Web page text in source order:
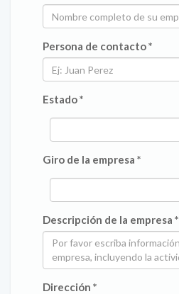
Persona de contacto *
Estado *
Giro de la empresa *
Descripción de la empresa *
Dirección *